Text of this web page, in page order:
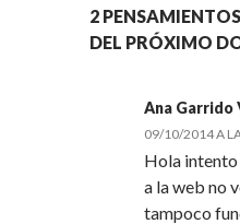
2
DEL PRÓXIMO
Ana Garrido
09/10/2014 A
Hola intento
a la web no
tampoco